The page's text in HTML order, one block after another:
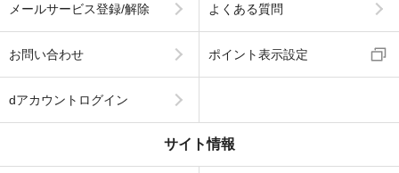
メールサービス登録/解除 よくある質問
お問い合わせ ポイント表示設定
dアカウントログイン
サイト情報